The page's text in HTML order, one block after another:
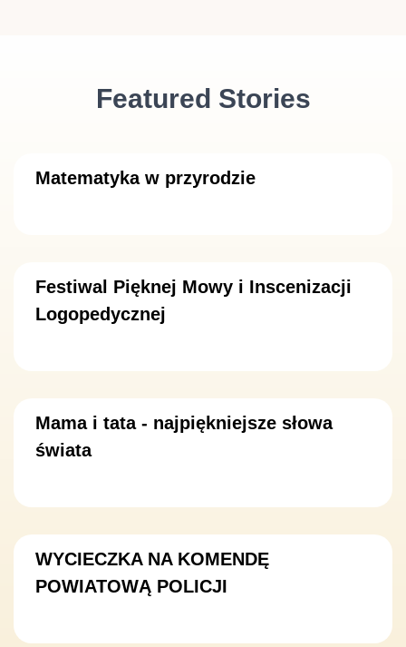
Featured Stories
Matematyka w przyrodzie
Festiwal Pięknej Mowy i Inscenizacji
Logopedycznej
Mama i tata - najpiękniejsze słowa
świata
WYCIECZKA NA KOMENDĘ
POWIATOWĄ POLICJI